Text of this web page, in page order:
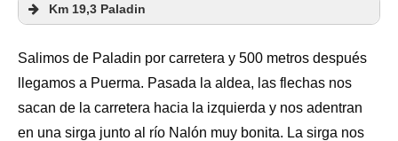
Km 19,3 Paladin
Salimos de Paladin por carretera y 500 metros después
llegamos a Puerma. Pasada la aldea, las flechas nos
sacan de la carretera hacia la izquierda y nos adentran
en una sirga junto al río Nalón muy bonita. La sirga nos